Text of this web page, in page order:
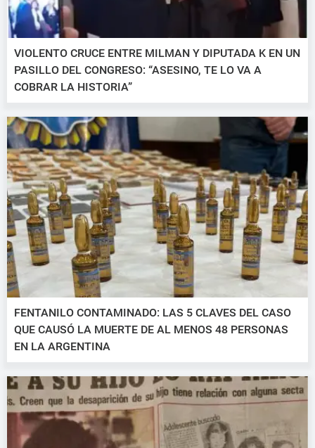
VIOLENTO CRUCE ENTRE MILMAN Y DIPUTADA K EN UN
PASILLO DEL CONGRESO: “ASESINO, TE LO VA A
COBRAR LA HISTORIA”
FENTANILO CONTAMINADO: LAS 5 CLAVES DEL CASO
QUE CAUSÓ LA MUERTE DE AL MENOS 48 PERSONAS
EN LA ARGENTINA